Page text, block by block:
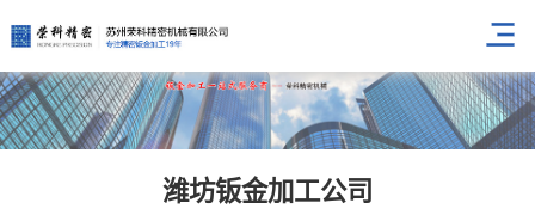
潍坊钣金加工公司